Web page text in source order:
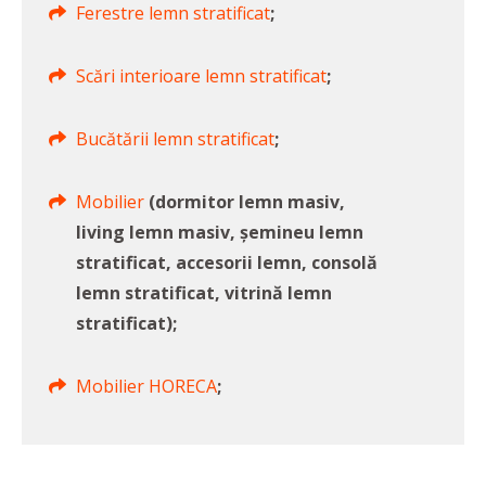
Ferestre lemn stratificat;
Scări interioare lemn stratificat;
Bucătării lemn stratificat;
Mobilier (dormitor lemn masiv,
living lemn masiv, șemineu lemn
stratificat, accesorii lemn, consolă
lemn stratificat, vitrină lemn
stratificat);
Mobilier HORECA;